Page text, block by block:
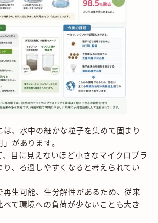
は、水中の細かな粒子を集めて固まり
があります。
、目に見えないほど小さなマイクロプラ
り、ろ過しやすくなると考えられてい
再生可能、生分解性があるため、従来
べて環境への負荷が少ないことも大き